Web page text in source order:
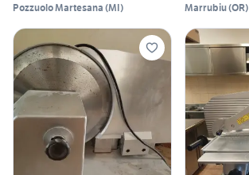
Pozzuolo Martesana (MI) Marrubiu(OR)